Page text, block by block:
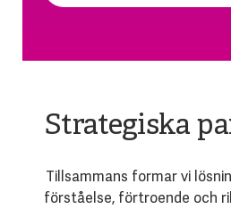
Strategiska
Tillsammans formar vi
förståelse, förtroende och